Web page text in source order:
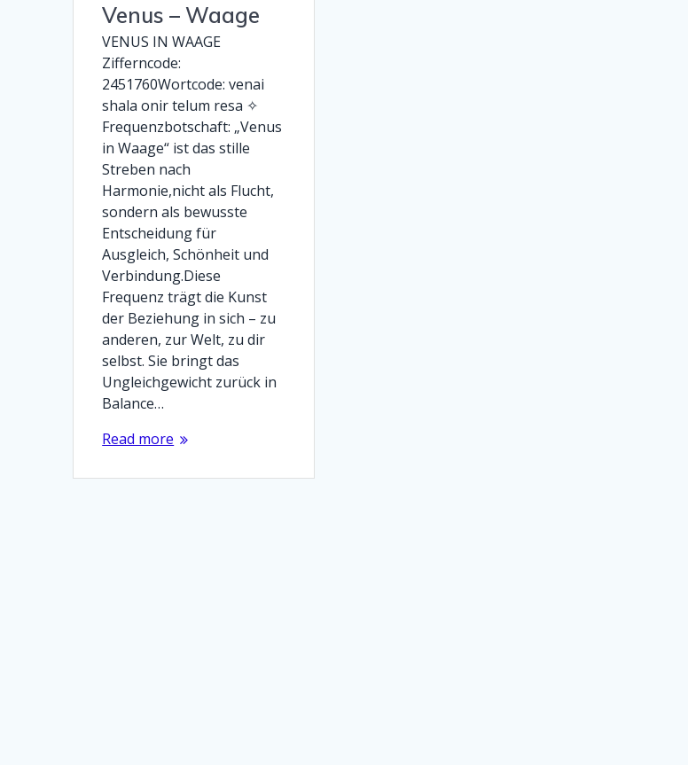
Venus – Waage
VENUS IN WAAGE
Zifferncode:
2451760Wortcode: venai
shala onir telum resa ✧
Frequenzbotschaft: „Venus
in Waage“ ist das stille
Streben nach
Harmonie,nicht als Flucht,
sondern als bewusste
Entscheidung für
Ausgleich, Schönheit und
Verbindung.Diese
Frequenz trägt die Kunst
der Beziehung in sich – zu
anderen, zur Welt, zu dir
selbst. Sie bringt das
Ungleichgewicht zurück in
Balance…
Read more